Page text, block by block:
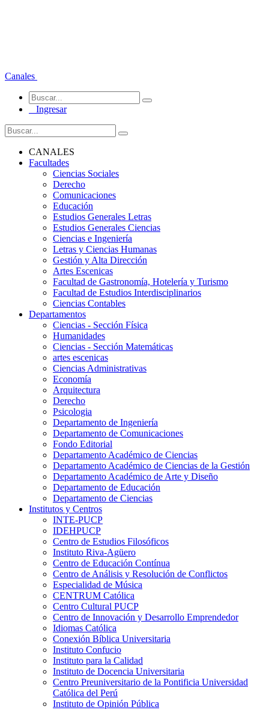
Canales
Ingresar
CANALES
Facultades
Ciencias Sociales
Derecho
Comunicaciones
Educación
Estudios Generales Letras
Estudios Generales Ciencias
Ciencias e Ingeniería
Letras y Ciencias Humanas
Gestión y Alta Dirección
Artes Escenicas
Facultad de Gastronomía, Hotelería y Turismo
Facultad de Estudios Interdisciplinarios
Ciencias Contables
Departamentos
Ciencias - Sección Física
Humanidades
Ciencias - Sección Matemáticas
artes escenicas
Ciencias Administrativas
Economía
Arquitectura
Derecho
Psicologia
Departamento de Ingeniería
Departamento de Comunicaciones
Fondo Editorial
Departamento Académico de Ciencias
Departamento Académico de Ciencias de la Gestión
Departamento Académico de Arte y Diseño
Departamento de Educación
Departamento de Ciencias
Institutos y Centros
INTE-PUCP
IDEHPUCP
Centro de Estudios Filosóficos
Instituto Riva-Agüero
Centro de Educación Contínua
Centro de Análisis y Resolución de Conflictos
Especialidad de Música
CENTRUM Católica
Centro Cultural PUCP
Centro de Innovación y Desarrollo Emprendedor
Idiomas Católica
Conexión Bíblica Universitaria
Instituto Confucio
Instituto para la Calidad
Instituto de Docencia Universitaria
Centro Preuniversitario de la Pontificia Universidad
Católica del Perú
Instituto de Opinión Pública